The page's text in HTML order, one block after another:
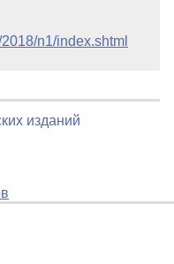
n1/index.shtml
изданий